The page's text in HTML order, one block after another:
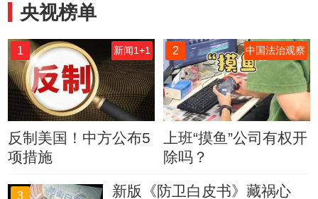
央视榜单
1 新闻1+1
反制美国！中方公布5
项措施
2 中国法治观察
上班“摸鱼”公司有权开
除吗？
3 新版《防卫白皮书》藏祸心